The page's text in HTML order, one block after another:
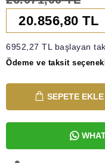
20.856,80 TL
6952,27 TL başlayan
Ödeme ve taksit
SEPETE EKLE